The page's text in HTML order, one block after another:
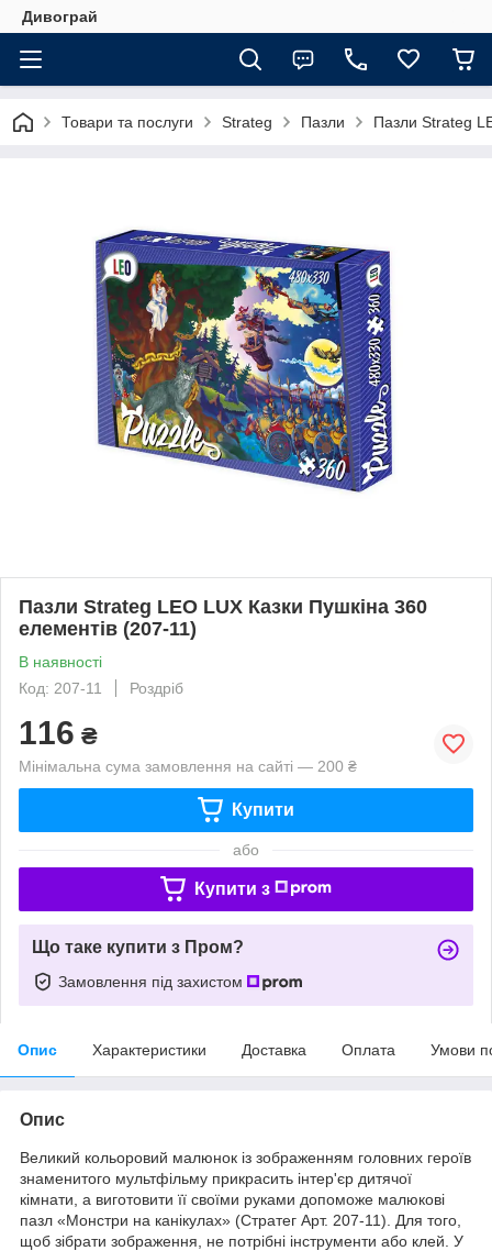
Дивограй
Товари та послуги Strateg Пазли Пазли Strateg
Пазли Strateg LEO LUX Казки Пушкіна 360
елементів (207-11)
В наявності
Код: 207-11
Роздріб
116 ₴
Мінімальна сума замовлення на сайті — 200 ₴
Купити
або
Купити з
Що таке купити з Пром?
Замовлення під захистом
Опис Характеристики Доставка Оплата Умови
Опис
Великий кольоровий малюнок із зображенням головних героїв
знаменитого мультфільму прикрасить інтер'єр дитячої
кімнати, а виготовити її своїми руками допоможе малюкові
пазл «Монстри на канікулах» (Стратег Арт. 207-11). Для того,
щоб зібрати зображення, не потрібні інструменти або клей. У